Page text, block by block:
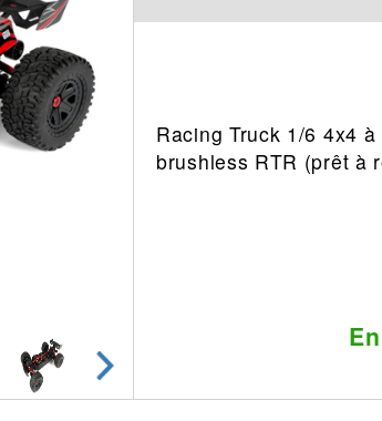
Avion
Racing Truck 1/6 4x4
brushless RTR (prêt à